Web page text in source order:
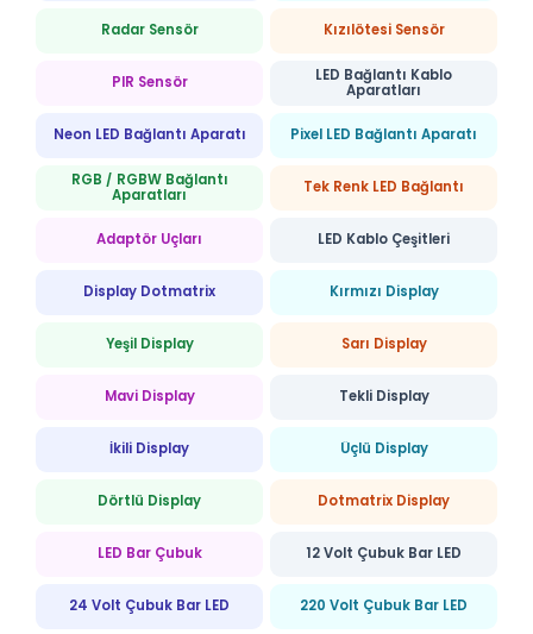
Radar Sensör Kızılötesi Sensör
PIR Sensör
LED Bağlantı Kablo
Aparatları
Neon LED Bağlantı Aparatı Pixel LED Bağlantı Aparatı
RGB / RGBW Bağlantı
Aparatları
Tek Renk LED Bağlantı
Adaptör Uçları LED Kablo Çeşitleri
Display Dotmatrix Kırmızı Display
Yeşil Display Sarı Display
Mavi Display Tekli Display
İkili Display Üçlü Display
Dörtlü Display Dotmatrix Display
LED Bar Çubuk 12 Volt Çubuk Bar LED
24 Volt Çubuk Bar LED 220 Volt Çubuk Bar LED